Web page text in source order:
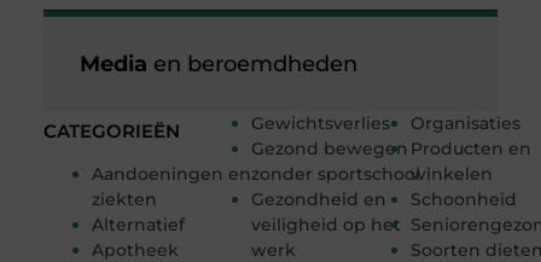
CATEGORIEËN
Aandoeningen en
ziekten
Alternatief
Apotheek
Gewichtsverlies
Gezond bewegen
zonder sportschool
Gezondheid en
veiligheid op het
werk
Organisaties
Producten en
winkelen
Schoonheid
Soorten
Media en beroemdheden